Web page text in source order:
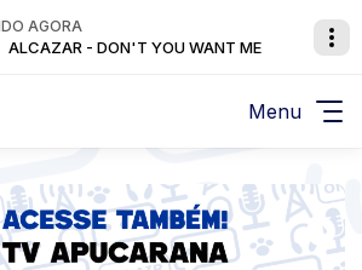
AGORA
- DON'T YOU WANT ME
Menu